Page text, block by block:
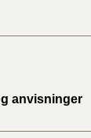
anvisninger